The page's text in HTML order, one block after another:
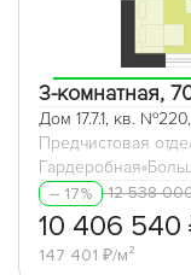
3-комнатная,
Дом 17.7.1, кв.
Предчистовая
Гардеробная
– 17%
12 538
10 406 540
147 401 ₽/м²